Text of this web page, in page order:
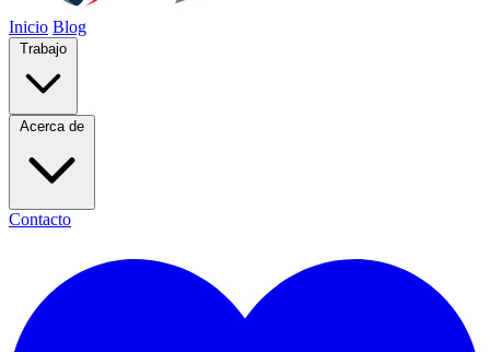
Inicio Blog
Contacto